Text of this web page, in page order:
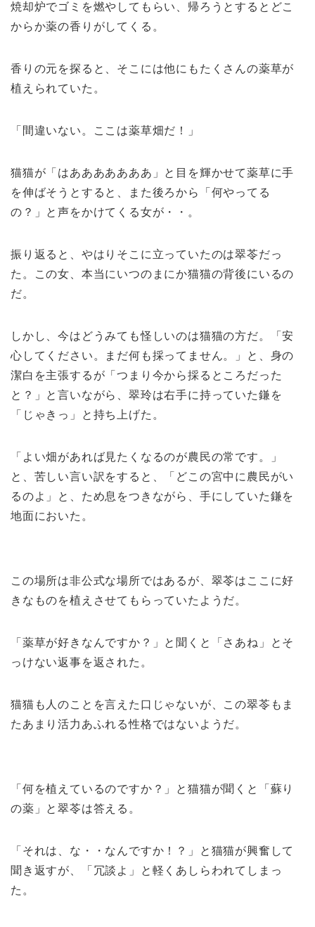
焼却炉でゴミを燃やしてもらい、帰ろうとするとどこ
からか薬の香りがしてくる。
香りの元を探ると、そこには他にもたくさんの薬草が
植えられていた。
「間違いない。ここは薬草畑だ！」
猫猫が「はあああああああ」と目を輝かせて薬草に手
を伸ばそうとすると、また後ろから「何やってる
の？」と声をかけてくる女が・・。
振り返ると、やはりそこに立っていたのは翠苓だっ
た。この女、本当にいつのまにか猫猫の背後にいるの
だ。
しかし、今はどうみても怪しいのは猫猫の方だ。「安
心してください。まだ何も採ってません。」と、身の
潔白を主張するが「つまり今から採るところだった
と？」と言いながら、翠玲は右手に持っていた鎌を
「じゃきっ」と持ち上げた。
「よい畑があれば見たくなるのが農民の常です。」
と、苦しい言い訳をすると、「どこの宮中に農民がい
るのよ」と、ため息をつきながら、手にしていた鎌を
地面においた。
この場所は非公式な場所ではあるが、翠苓はここに好
きなものを植えさせてもらっていたようだ。
「薬草が好きなんですか？」と聞くと「さあね」とそ
っけない返事を返された。
猫猫も人のことを言えた口じゃないが、この翠苓もま
たあまり活力あふれる性格ではないようだ。
「何を植えているのですか？」と猫猫が聞くと「蘇り
の薬」と翠苓は答える。
「それは、な・・なんですか！？」と猫猫が興奮して
聞き返すが、「冗談よ」と軽くあしらわれてしまっ
た。